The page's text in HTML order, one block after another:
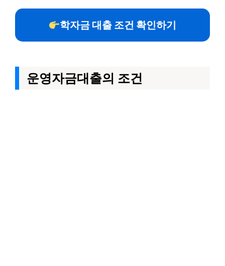
학자금 대출 조건 확인하기
운영자금대출의 조건